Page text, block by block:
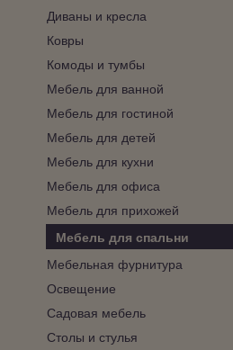
Диваны и кресла
Ковры
Комоды и тумбы
Мебель для ванной
Мебель для гостиной
Мебель для детей
Мебель для кухни
Мебель для офиса
Мебель для прихожей
Мебель для спальни
Мебельная фурнитура
Освещение
Садовая мебель
Столы и стулья